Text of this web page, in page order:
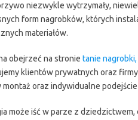
niezwykle wytrzymały,
form nagrobków, których
materiałów.
obejrzeć na stronie tanie nagrobki,
klientów prywatnych oraz
oraz indywidualne
może iść w parze z